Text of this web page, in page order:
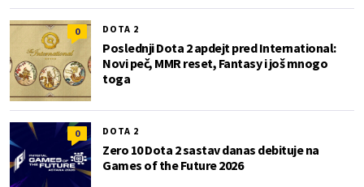
0 DOTA 2
Poslednji Dota 2 apdejt pred International:
Novi peč, MMR reset, Fantasy i još mnogo
toga
0 DOTA 2
Zero 10 Dota 2 sastav danas debituje na
Games of the Future 2026